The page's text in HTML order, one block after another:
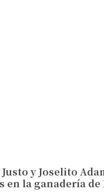
y Joselito
en la ganadería de